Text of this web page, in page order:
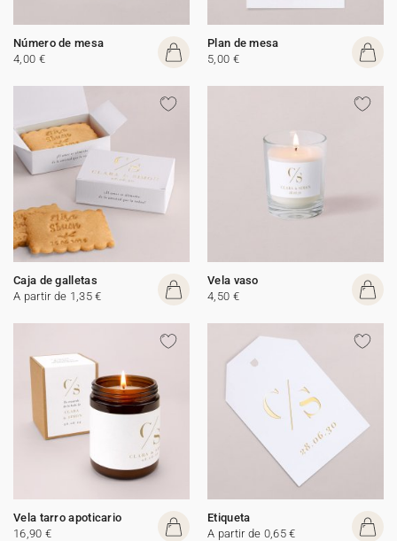
Número de mesa
4,00 €
Plan de mesa
5,00 €
Caja de galletas
A partir de 1,35 €
Vela vaso
4,50 €
Vela tarro apoticario
16,90 €
Etiqueta
A partir de 0,65 €